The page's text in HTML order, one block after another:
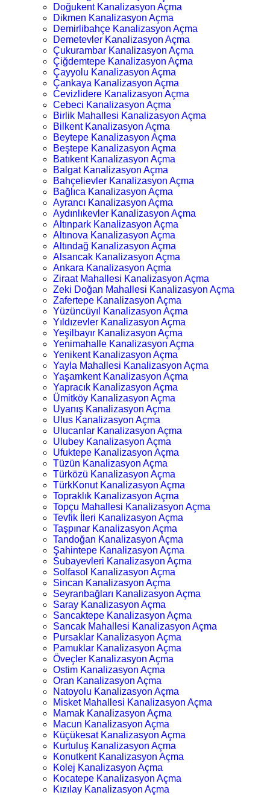
Doğukent Kanalizasyon Açma
Dikmen Kanalizasyon Açma
Demirlibahçe Kanalizasyon Açma
Demetevler Kanalizasyon Açma
Çukurambar Kanalizasyon Açma
Çiğdemtepe Kanalizasyon Açma
Çayyolu Kanalizasyon Açma
Çankaya Kanalizasyon Açma
Cevizlidere Kanalizasyon Açma
Cebeci Kanalizasyon Açma
Birlik Mahallesi Kanalizasyon Açma
Bilkent Kanalizasyon Açma
Beytepe Kanalizasyon Açma
Beştepe Kanalizasyon Açma
Batıkent Kanalizasyon Açma
Balgat Kanalizasyon Açma
Bahçelievler Kanalizasyon Açma
Bağlıca Kanalizasyon Açma
Ayrancı Kanalizasyon Açma
Aydınlıkevler Kanalizasyon Açma
Altınpark Kanalizasyon Açma
Altınova Kanalizasyon Açma
Altındağ Kanalizasyon Açma
Alsancak Kanalizasyon Açma
Ankara Kanalizasyon Açma
Ziraat Mahallesi Kanalizasyon Açma
Zeki Doğan Mahallesi Kanalizasyon Açma
Zafertepe Kanalizasyon Açma
Yüzüncüyıl Kanalizasyon Açma
Yıldızevler Kanalizasyon Açma
Yeşilbayır Kanalizasyon Açma
Yenimahalle Kanalizasyon Açma
Yenikent Kanalizasyon Açma
Yayla Mahallesi Kanalizasyon Açma
Yaşamkent Kanalizasyon Açma
Yapracık Kanalizasyon Açma
Ümitköy Kanalizasyon Açma
Uyanış Kanalizasyon Açma
Ulus Kanalizasyon Açma
Ulucanlar Kanalizasyon Açma
Ulubey Kanalizasyon Açma
Ufuktepe Kanalizasyon Açma
Tüzün Kanalizasyon Açma
Türközü Kanalizasyon Açma
TürkKonut Kanalizasyon Açma
Topraklık Kanalizasyon Açma
Topçu Mahallesi Kanalizasyon Açma
Tevfik İleri Kanalizasyon Açma
Taşpınar Kanalizasyon Açma
Tandoğan Kanalizasyon Açma
Şahintepe Kanalizasyon Açma
Subayevleri Kanalizasyon Açma
Solfasol Kanalizasyon Açma
Sincan Kanalizasyon Açma
Seyranbağları Kanalizasyon Açma
Saray Kanalizasyon Açma
Sancaktepe Kanalizasyon Açma
Sancak Mahallesi Kanalizasyon Açma
Pursaklar Kanalizasyon Açma
Pamuklar Kanalizasyon Açma
Öveçler Kanalizasyon Açma
Ostim Kanalizasyon Açma
Oran Kanalizasyon Açma
Natoyolu Kanalizasyon Açma
Misket Mahallesi Kanalizasyon Açma
Mamak Kanalizasyon Açma
Macun Kanalizasyon Açma
Küçükesat Kanalizasyon Açma
Kurtuluş Kanalizasyon Açma
Konutkent Kanalizasyon Açma
Kolej Kanalizasyon Açma
Kocatepe Kanalizasyon Açma
Kızılay Kanalizasyon Açma